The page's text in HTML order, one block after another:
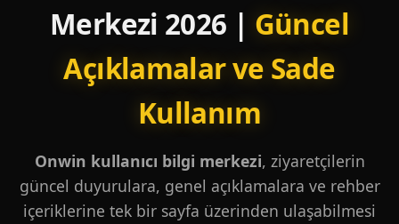
Merkezi 2026 | Güncel
Açıklamalar ve Sade
Kullanım
Onwin kullanıcı bilgi merkezi, ziyaretçilerin
güncel duyurulara, genel açıklamalara ve rehber
içeriklerine tek bir sayfa üzerinden ulaşabilmesi